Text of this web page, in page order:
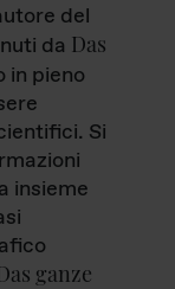
del
da Das
in pieno
Si
insieme
ganze